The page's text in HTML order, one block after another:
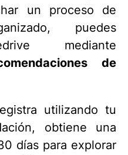
un proceso de
puedes
mediante
de
utilizando tu
obtiene una
días para explorar